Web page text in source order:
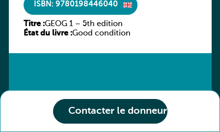
Contacter le donneur
ISBN: 9780198446040
Titre :GEOG 1 – 5th edition
État du livre :Good condition